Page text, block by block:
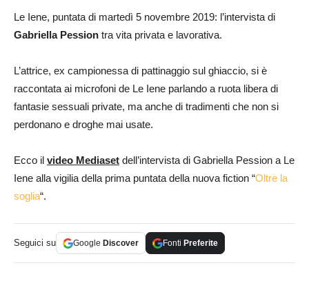
Le Iene, puntata di martedì 5 novembre 2019: l’intervista di
Gabriella Pession tra vita privata e lavorativa.
L’attrice, ex campionessa di pattinaggio sul ghiaccio, si è
raccontata ai microfoni de Le Iene parlando a ruota libera di
fantasie sessuali private, ma anche di tradimenti che non si
perdonano e droghe mai usate.
Ecco il video Mediaset dell’intervista di Gabriella Pession a Le
Iene alla vigilia della prima puntata della nuova fiction “Oltre la
soglia“.
Seguici su Google Discover Fonti Preferite